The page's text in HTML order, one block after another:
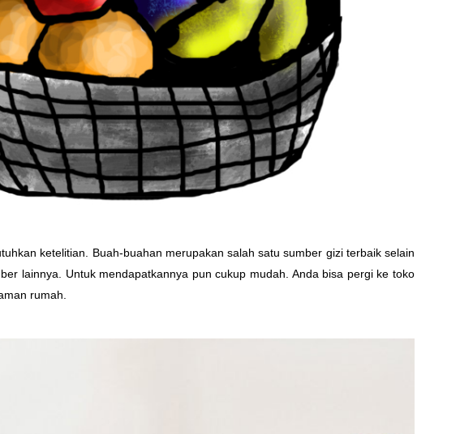
ketelitian. Buah-buahan merupakan salah satu sumber gizi terbaik selain
lainnya. Untuk mendapatkannya pun cukup mudah. Anda bisa pergi ke toko
rumah.